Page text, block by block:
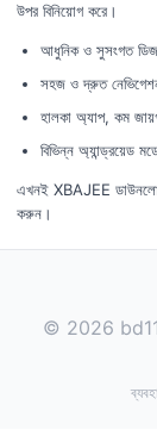
উপর বিনিয়োগ করে।
আধুনিক ও সুসংগত
সহজ ও দ্রুত
হালকা অ্যাপ, কম
বিভিন্ন অ্যান্ড্রয়েড
এখনই XBAJEE
করুন।
© 2026